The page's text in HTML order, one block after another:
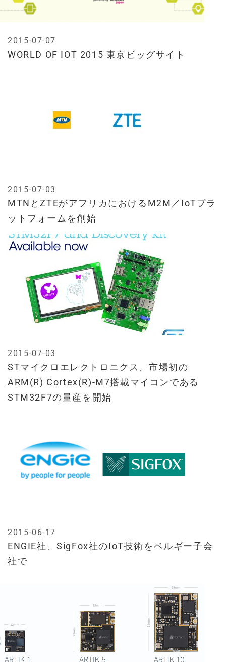
WORLD OF IOT 2015 東京ビッグサイト
2015-07-07
MTNとZTEがアフリカにおけるM2M／IoTプラ
ットフォームを創始
2015-07-03
STマイクロエレクトロニクス、市場初の
ARM(R) Cortex(R)-M7搭載マイコンである
STM32F7の量産を開始
2015-07-03
ENGIE社、SigFox社のIoT技術をベルギー子会
社で
2015-06-17